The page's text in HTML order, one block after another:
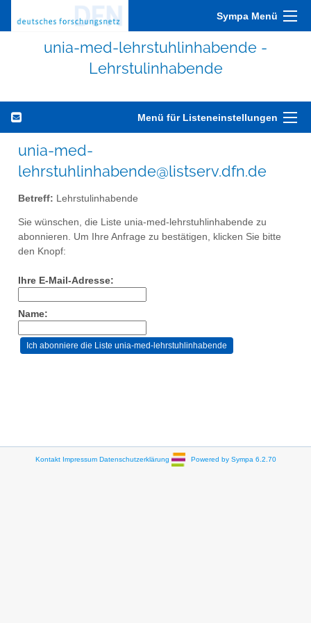
Sympa Menü
unia-med-lehrstuhlinhabende -
Lehrstulinhabende
Menü für Listeneinstellungen
unia-med-
lehrstuhlinhabende@listserv.dfn.de
Betreff: Lehrstulinhabende
Sie wünschen, die Liste unia-med-lehrstuhlinhabende zu
abonnieren. Um Ihre Anfrage zu bestätigen, klicken Sie bitte
den Knopf:
Ihre E-Mail-Adresse:
Name:
Kontakt Impressum Datenschutzerklärung Powered by Sympa 6.2.70